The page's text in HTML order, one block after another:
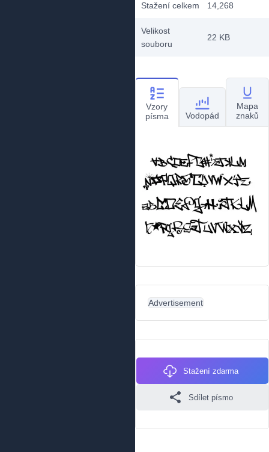
Stažení celkem
14,268
Velikost
souboru
22 KB
Vzory
písma
Vodopád
Mapa
znaků
Advertisement
Stažení zdarma
Sdílet písmo